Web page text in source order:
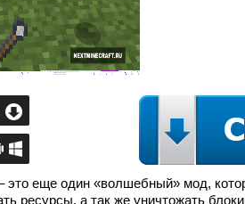
это еще один «волшебный» мод,
ресурсы, а так же уничтожать